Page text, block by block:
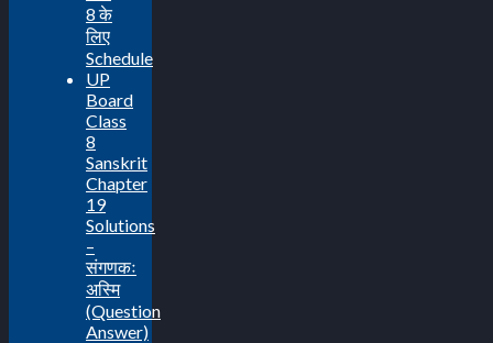
8 के
लिए
Schedule
UP
Board
Class
8
Sanskrit
Chapter
19
Solutions
–
संगणकः
अस्मि
(Question
Answer)